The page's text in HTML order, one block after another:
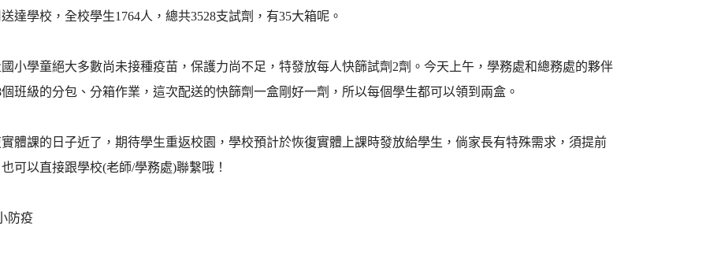
達學校，全校學生1764人，總共3528支試劑，有35大箱呢。
小學童絕大多數尚未接種疫苗，保護力尚不足，特發放每人快篩試劑2劑。今天上午，學務處和總務處的夥伴
班級的分包、分箱作業，這次配送的快篩劑一盒剛好一劑，所以每個學生都可以領到兩盒。
體課的日子近了，期待學生重返校園，學校預計於恢復實體上課時發放給學生，倘家長有特殊需求，須提前
可以直接跟學校(老師/學務處)聯繫哦！
防疫